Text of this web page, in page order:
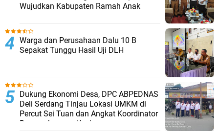
Wujudkan Kabupaten Ramah Anak
Warga dan Perusahaan Dalu 10 B
Sepakat Tunggu Hasil Uji DLH
Dukung Ekonomi Desa, DPC ABPEDNAS
Deli Serdang Tinjau Lokasi UMKM di
Percut Sei Tuan dan Angkat Koordinator
Pengembangan Usaha